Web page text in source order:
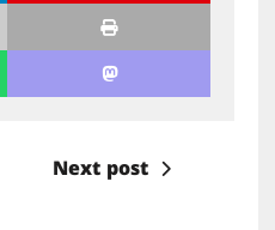
Next post